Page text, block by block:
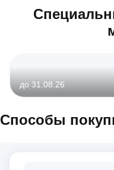
до 31.08.26
Способы